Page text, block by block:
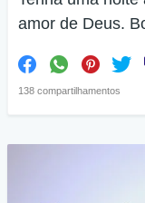
amor de Deus.
138 compartilhamentos